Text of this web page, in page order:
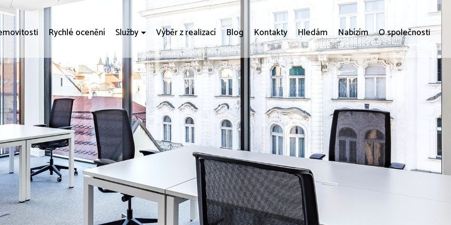
Rychlé ocenění Služby Výběr z realizací Blog Kontakty Hledám Nabízím O společnosti